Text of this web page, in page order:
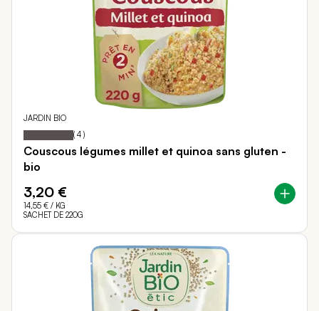
JARDIN BIO
Notation: 100
% of
( 4 )
Couscous légumes millet et quinoa sans gluten -
bio
3,20 €
14,55 € / KG
SACHET DE 220G